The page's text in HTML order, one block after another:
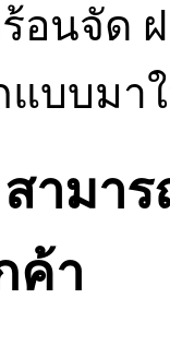
อนจัด
แบบม
สาม
ค้า